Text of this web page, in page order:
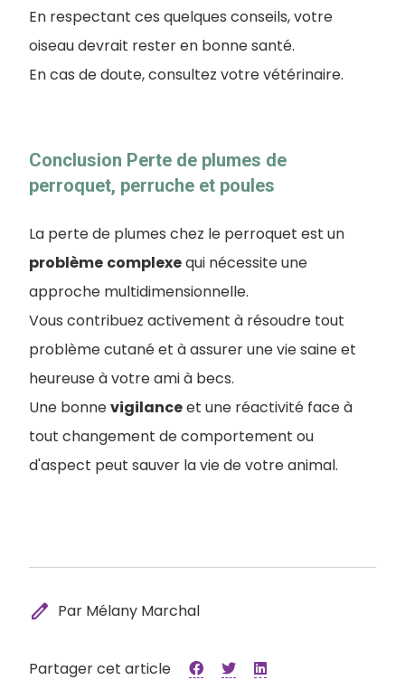
En respectant ces quelques conseils, votre
oiseau devrait rester en bonne santé.
En cas de doute, consultez votre vétérinaire.
Conclusion Perte de plumes de
perroquet, perruche et poules
La perte de plumes chez le perroquet est un
problème complexequi nécessite une
approche multidimensionnelle.
Vous contribuez activement à résoudre tout
problème cutané et à assurer une vie saine et
heureuse à votre ami à becs.
Une bonnevigilanceet une réactivité face à
tout changement de comportement ou
d'aspect peut sauver la vie de votre animal.
edit Par Mélany Marchal
Partager cet article